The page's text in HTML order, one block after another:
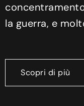
la guerra, e
Scopri di più